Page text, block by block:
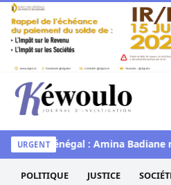
Aller au contenu
Kéwoulo, le premier site
URGENT
Miss Sénégal : Amina Badiane
POLITIQUE JUSTICE